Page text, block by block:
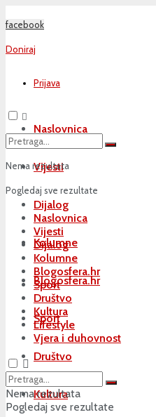
facebook
Doniraj
Prijava
Nema rezultata
Pogledaj sve rezultate
Naslovnica
Vijesti
Dijalog
Kolumne
Blogosfera.hr
Sport
Društvo
Kultura
Naslovnica
Vijesti
Dijalog
Kolumne
Blogosfera.hr
Sport
Društvo
Kultura
Lifestyle
Vjera i duhovnost
Nema rezultata
Pogledaj sve rezultate